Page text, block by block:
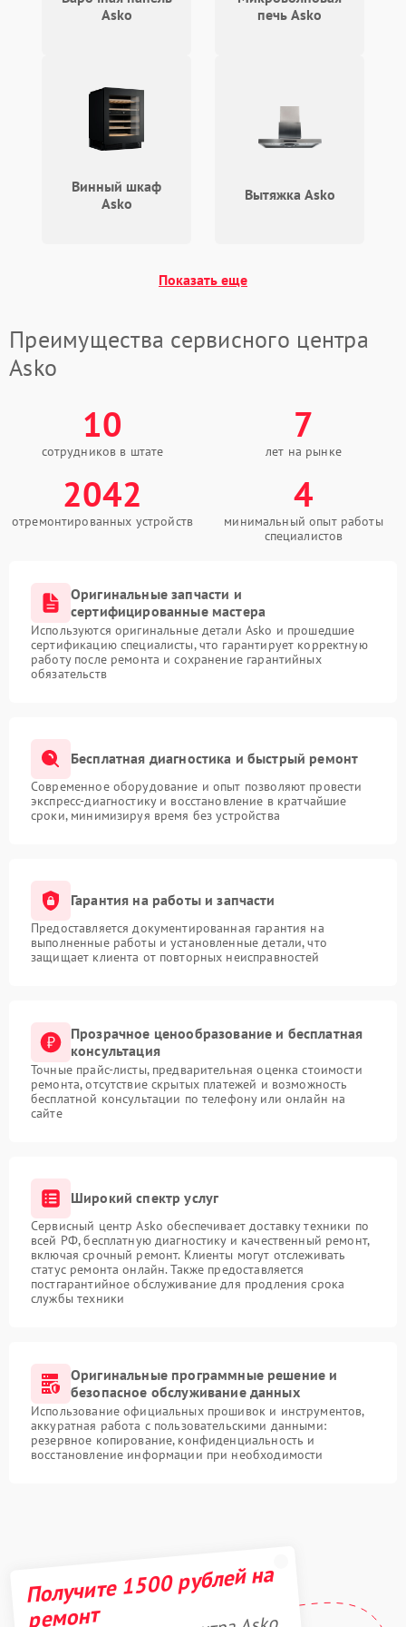
Asko
печь Asko
Винный шкаф
Asko
Вытяжка Asko
Показать еще
Преимущества сервисного центра
Asko
10
сотрудников в штате
7
лет на рынке
2042
отремонтированных устройств
4
минимальный опыт работы
специалистов
Оригинальные запчасти и
сертифицированные мастера
Используются оригинальные детали Asko и прошедшие
сертификацию специалисты, что гарантирует корректную
работу после ремонта и сохранение гарантийных
обязательств
Бесплатная диагностика и быстрый ремонт
Современное оборудование и опыт позволяют провести
экспресс-диагностику и восстановление в кратчайшие
сроки, минимизируя время без устройства
Гарантия на работы и запчасти
Предоставляется документированная гарантия на
выполненные работы и установленные детали, что
защищает клиента от повторных неисправностей
Прозрачное ценообразование и бесплатная
консультация
Точные прайс-листы, предварительная оценка стоимости
ремонта, отсутствие скрытых платежей и возможность
бесплатной консультации по телефону или онлайн на
сайте
Широкий спектр услуг
Сервисный центр Asko обеспечивает доставку техники по
всей РФ, бесплатную диагностику и качественный ремонт,
включая срочный ремонт. Клиенты могут отслеживать
статус ремонта онлайн. Также предоставляется
постгарантийное обслуживание для продления срока
службы техники
Оригинальные программные решение и
безопасное обслуживание данных
Использование официальных прошивок и инструментов,
аккуратная работа с пользовательскими данными:
резервное копирование, конфиденциальность и
восстановление информации при необходимости
Получите 1500 рублей на
ремонт